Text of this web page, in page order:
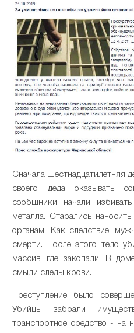
Сначала шестнадцатилетняя
своего деда оказывать
сообщники начали
металла. Старались
органам. Как следствие,
смерти. После этого тело
массив, где закопали. В
смыли следы крови.
Преступление было
Убийцы забрали
транспортное средство -